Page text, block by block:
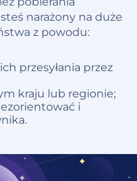
narażony na duże
z powodu:
przesyłania przez
kraju lub regionie;
i